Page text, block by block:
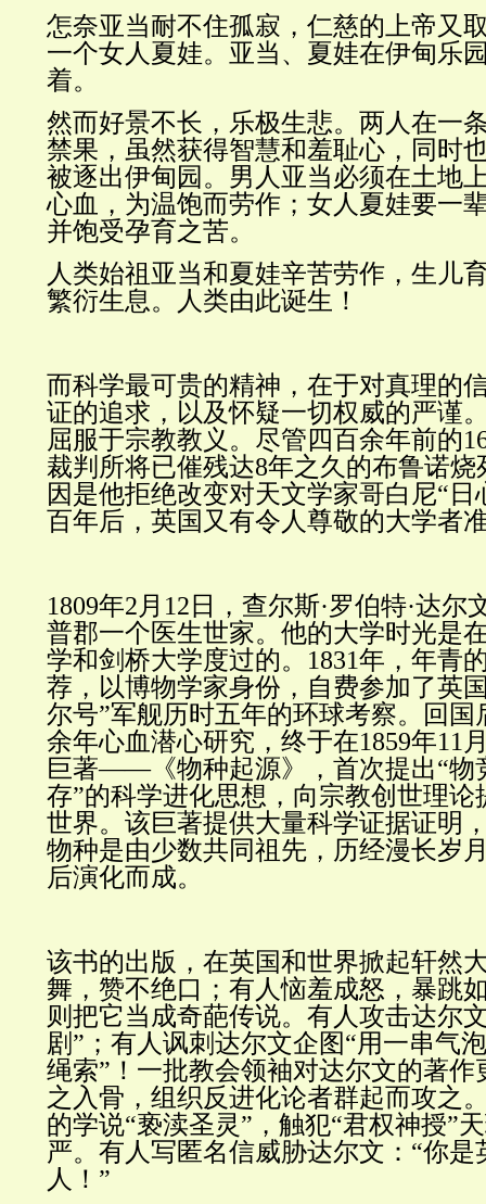
怎奈亚当耐不住孤寂，仁慈的上帝又
一个女人夏娃。亚当、夏娃在伊甸乐
着。
然而好景不长，乐极生悲。两人在一
禁果，虽然获得智慧和羞耻心，同时
被逐出伊甸园。男人亚当必须在土地
心血，为温饱而劳作；女人夏娃要一
并饱受孕育之苦。
人类始祖亚当和夏娃辛苦劳作，生儿
繁衍生息。人类由此诞生！
而科学最可贵的精神，在于对真理的
证的追求，以及怀疑一切权威的严谨
屈服于宗教教义。尽管四百余年前的
裁判所将已催残达8年之久的布鲁诺
因是他拒绝改变对天文学家哥白尼“日
百年后，英国又有令人尊敬的大学者
1809年2月12日，查尔斯·罗伯特·达尔
普郡一个医生世家。他的大学时光是
学和剑桥大学度过的。1831年，年青
荐，以博物学家身份，自费参加了英
尔号”军舰历时五年的环球考察。回国
余年心血潜心研究，终于在1859年11
巨著——《物种起源》，首次提出“物
存”的科学进化思想，向宗教创世理论
世界。该巨著提供大量科学证据证明
物种是由少数共同祖先，历经漫长岁
后演化而成。
该书的出版，在英国和世界掀起轩然
舞，赞不绝口；有人恼羞成怒，暴跳
则把它当成奇葩传说。有人攻击达尔
剧”；有人讽刺达尔文企图“用一串气
绳索”！一批教会领袖对达尔文的著作
之入骨，组织反进化论者群起而攻之
的学说“亵渎圣灵”，触犯“君权神授”
严。有人写匿名信威胁达尔文：“你是
人！”